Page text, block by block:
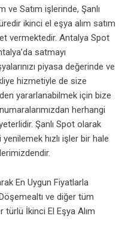
ve Satım işlerinde, Şanlı
ikinci el eşya alım satım
vermektedir. Antalya Spot
satmayı
piyasa değerinde ve
hizmetiyle de size
yararlanabilmek için bize
herhangi
Şanlı Spot olarak
hızlı işler bir hale
En Uygun Fiyatlarla
ve diğer tüm
İkinci El Eşya Alım